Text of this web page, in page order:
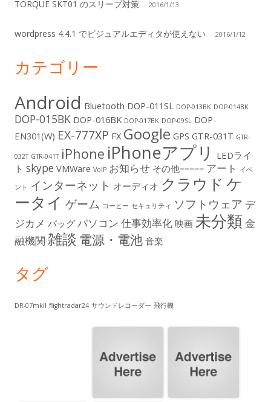
ド
バ
ー
TORQUE SKT01 のスリープ対策 2016/1/13
wordpress 4.4.1 でビジュアルエディタが使えない 2016/1/12
カテゴリー
Android Bluetooth DOP-011SL DOP-013BK DOP-014BK
DOP-015BK DOP-016BK DOP-017BK DOP-09SL DOP-
EN301(W) EX-777XP FX Google GPS GTR-031T GTR-
032T GTR-041T iPhone iPhoneアプリ
LEDライ
ト skype VMWare VoIP お知らせ その他===== アート イベ
ント インターネット オーディオ クラウド ケ
ータイ ゲーム コーヒー セキュリティ ソフトウェア デ
ジカメ バッグ パソコン 仕事効率化 映画 未分類 金
融機関 雑談 電源・電池 音楽
タグ
DR-07mkII flightradar24 サウンドレコーダー 飛行機